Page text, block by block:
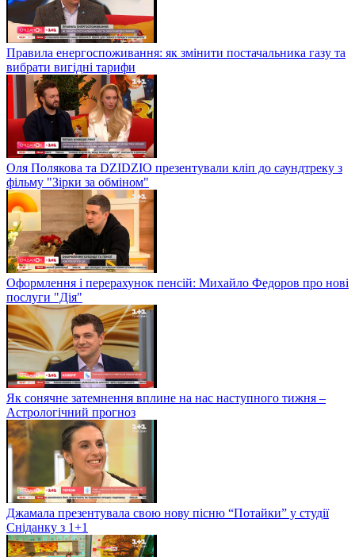
Правила енергоспоживання: як змінити постачальника газу та
вибрати вигідні тарифи
Оля Полякова та DZIDZIO презентували кліп до саундтреку з
фільму "Зірки за обміном"
Оформлення і перерахунок пенсій: Михайло Федоров про нові
послуги "Дія"
Як сонячне затемнення вплине на нас наступного тижня –
Астрологічний прогноз
Джамала презентувала свою нову пісню “Потайки” у студії
Сніданку з 1+1